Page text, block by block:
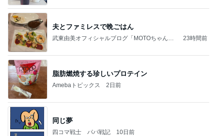
夫とファミレスで晩ごはん
武東由美オフィシャルブログ「MOTOちゃんと
23時間前
脂肪燃焼する珍しいプロテイン
Amebaトピックス 2日前
同じ夢
四コマ戦士 パパ戦記 10日前